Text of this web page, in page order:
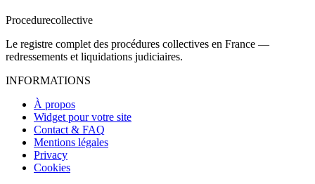
Procedurecollective
Le registre complet des procédures collectives en France —
redressements et liquidations judiciaires.
INFORMATIONS
À propos
Widget pour votre site
Contact & FAQ
Mentions légales
Privacy
Cookies